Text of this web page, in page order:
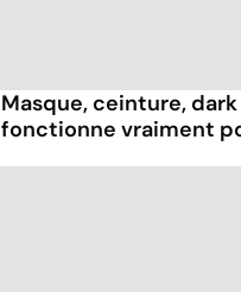
Masque, ceinture,
fonctionne vraiment